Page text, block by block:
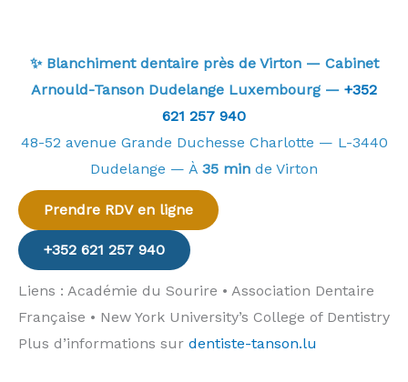
✨ Blanchiment dentaire près de Virton — Cabinet
Arnould-Tanson Dudelange Luxembourg — +352
621 257 940
48-52 avenue Grande Duchesse Charlotte — L-3440
Dudelange — À 35 min de Virton
Prendre RDV en ligne
+352 621 257 940
Liens : Académie du Sourire • Association Dentaire
Française • New York University’s College of Dentistry
Plus d’informations sur dentiste-tanson.lu